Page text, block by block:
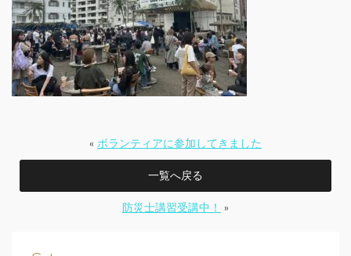
« ボランティアに参加してきました
一覧へ戻る
防災士講習受講中！ »